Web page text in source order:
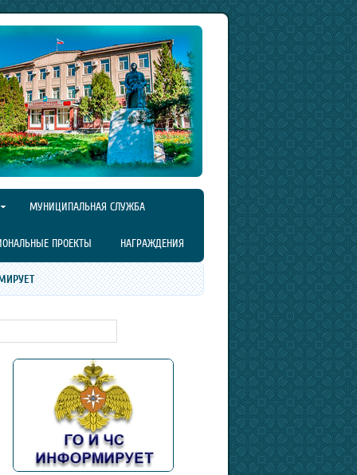
МУНИЦИПАЛЬНАЯ СЛУЖБА
ПРОЕКТЫ НАГРАЖДЕНИЯ